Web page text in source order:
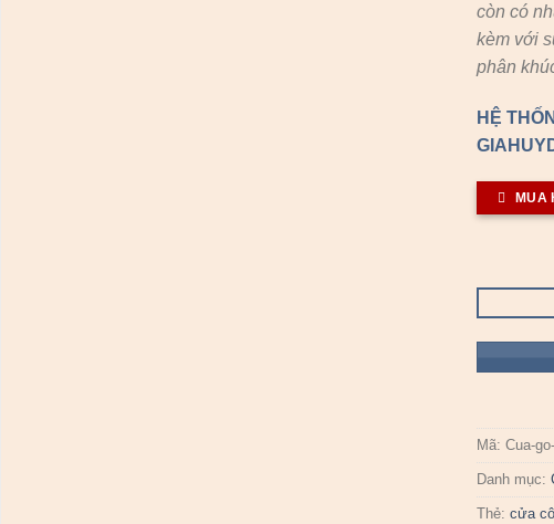
còn có
kèm với
phân
HỆ
MUA
Mã:Cua-
Danh mục:
Thẻ:cửa